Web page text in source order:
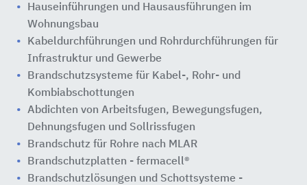
Hauseinführungen und Hausausführungen im
Wohnungsbau
Kabeldurchführungen und Rohrdurchführungen für
Infrastruktur und Gewerbe
Brandschutzsysteme für Kabel-, Rohr- und
Kombiabschottungen
Abdichten von Arbeitsfugen, Bewegungsfugen,
Dehnungsfugen und Sollrissfugen
Brandschutz für Rohre nach MLAR
Brandschutzplatten - fermacell®
Brandschutzlösungen und Schottsysteme -